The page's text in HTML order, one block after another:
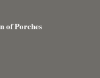
of Porches